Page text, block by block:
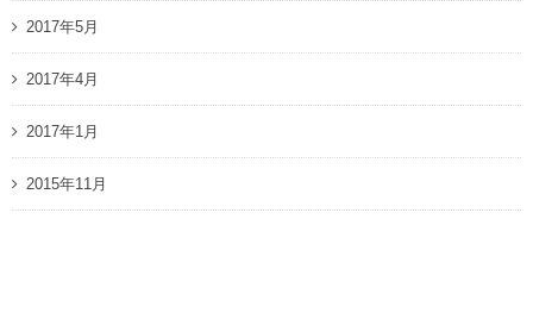
2017年5月
2017年4月
2017年1月
2015年11月